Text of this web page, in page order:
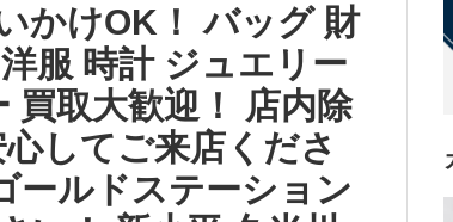
かけOK！ バッグ 財
服 時計 ジュエリー
買取大歓迎！ 店内除
してご来店くださ
ールドステーション